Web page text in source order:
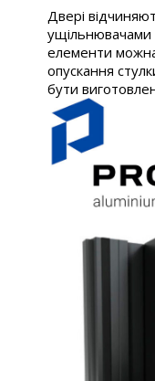
Двері
ущільнювачами
елементи
опускання
бути